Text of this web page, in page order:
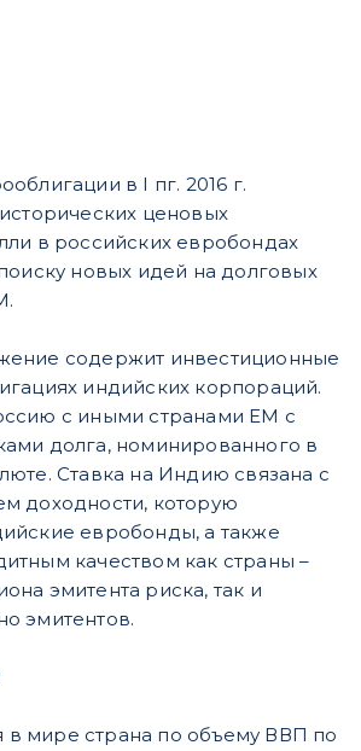
в I пг. 2016 г.
ценовых
в российских евробондах
новых идей на долговых
содержит инвестиционные
индийских корпораций.
с иными странами EM с
долга, номинированного в
Ставка на Индию связана с
доходности, которую
евробонды, а также
качеством как страны –
эмитента риска, так и
эмитентов.
в мире страна по объему ВВП по